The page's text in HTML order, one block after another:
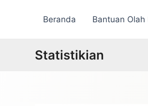
Beranda Bantuan Olah
Statistikian